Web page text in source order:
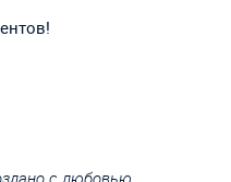
с любовью,